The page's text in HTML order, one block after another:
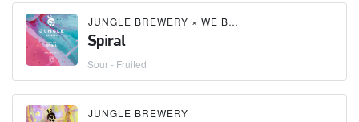
JUNGLE BREWERY × WE BREWERY
Spiral
Sour - Fruited
JUNGLE BREWERY